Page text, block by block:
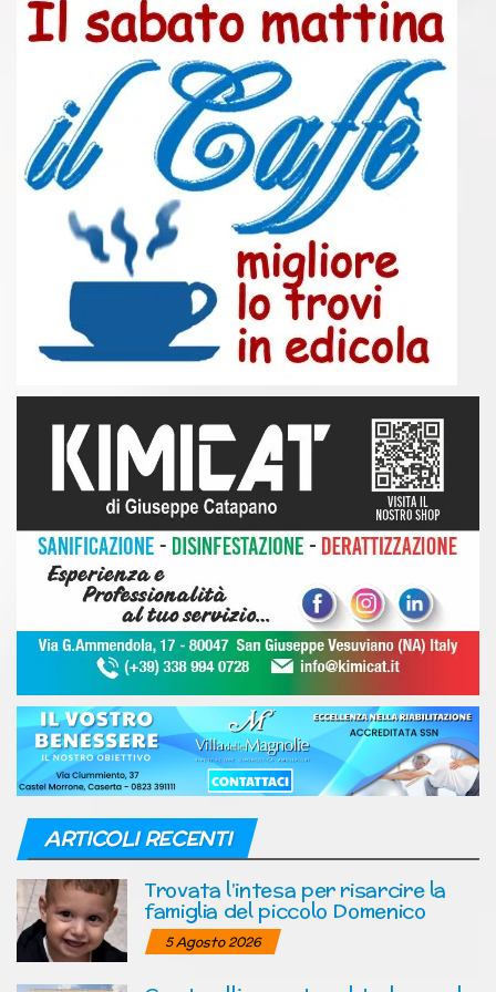
ARTICOLI RECENTI
Trovata l’intesa per risarcire la
famiglia del piccolo Domenico
5 Agosto 2026